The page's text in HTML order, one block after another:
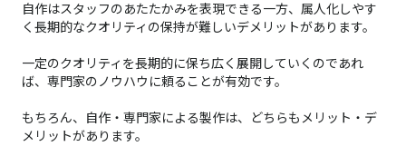
自作はスタッフのあたたかみを表現できる一方、属人化しやす
く長期的なクオリティの保持が難しいデメリットがあります。
一定のクオリティを長期的に保ち広く展開していくのであれ
ば、専門家のノウハウに頼ることが有効です。
もちろん、自作・専門家による製作は、どちらもメリット・デ
メリットがあります。